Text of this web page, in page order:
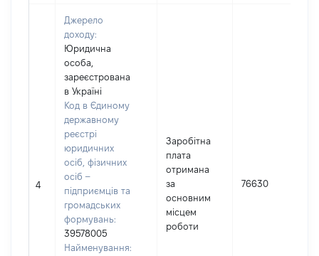
4
Джерело
доходу:
Юридична
особа,
зареєстрована
в Україні
Код в Єдиному
державному
реєстрі
юридичних
осіб, фізичних
осіб –
підприємців та
громадських
формувань:
39578005
Найменування:
Заробітна
плата
отримана
за
основним
місцем
роботи
76630